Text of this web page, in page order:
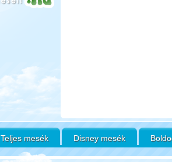
Teljes mesék Disney mesék